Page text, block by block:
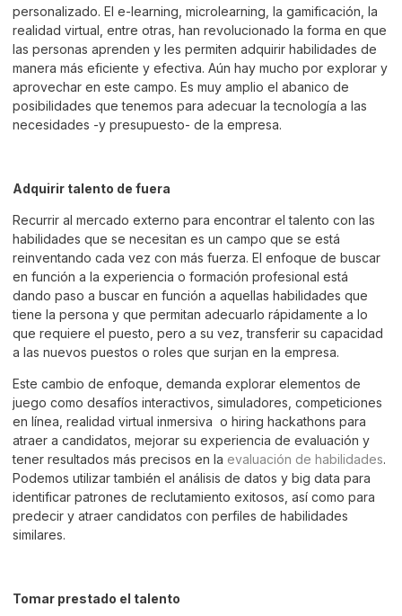
personalizado. El e-learning, microlearning, la gamificación, la
realidad virtual, entre otras, han revolucionado la forma en que
las personas aprenden y les permiten adquirir habilidades de
manera más eficiente y efectiva. Aún hay mucho por explorar y
aprovechar en este campo. Es muy amplio el abanico de
posibilidades que tenemos para adecuar la tecnología a las
necesidades -y presupuesto- de la empresa.
Adquirir talento de fuera
Recurrir al mercado externo para encontrar el talento con las
habilidades que se necesitan es un campo que se está
reinventando cada vez con más fuerza. El enfoque de buscar
en función a la experiencia o formación profesional está
dando paso a buscar en función a aquellas habilidades que
tiene la persona y que permitan adecuarlo rápidamente a lo
que requiere el puesto, pero a su vez, transferir su capacidad
a las nuevos puestos o roles que surjan en la empresa.
Este cambio de enfoque, demanda explorar elementos de
juego como desafíos interactivos, simuladores, competiciones
en línea, realidad virtual inmersiva o hiring hackathons para
atraer a candidatos, mejorar su experiencia de evaluación y
tener resultados más precisos en la evaluación de habilidades.
Podemos utilizar también el análisis de datos y big data para
identificar patrones de reclutamiento exitosos, así como para
predecir y atraer candidatos con perfiles de habilidades
similares.
Tomar prestado el talento